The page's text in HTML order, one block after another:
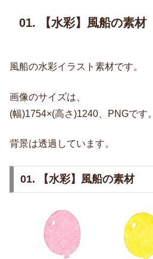
01. 【水彩】風船の素材
風船の水彩イラスト素材です。
画像のサイズは、
(幅)1754×(高さ)1240、PNGです。
背景は透過しています。
01. 【水彩】風船の素材